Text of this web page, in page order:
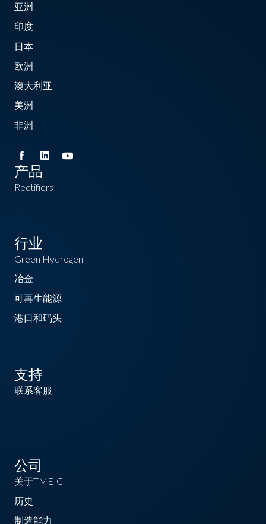
亚洲
印度
日本
欧洲
澳大利亚
美洲
非洲
产品
Rectifiers
行业
Green Hydrogen
冶金
可再生能源
港口和码头
支持
联系客服
公司
关于TMEIC
历史
制造能力